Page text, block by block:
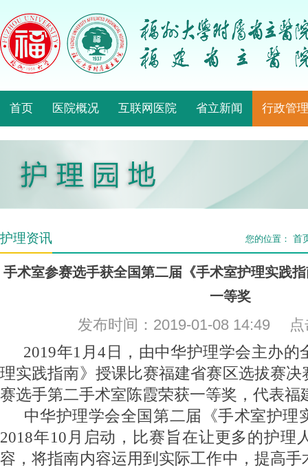
首页 医院概况 互联网医院 省立新闻 行政管理
护理资讯 您的位置： 首
手术室参赛选手获全国第二届《手术室护理实践
一等奖
发布时间：2019-01-08 14:49 点
2019年1月4日，由中华护理学会主办的
理实践指南》授课比赛福建省赛区选拔赛
赛选手第二手术室陈霞荣获一等奖，代表福
中华护理学会全国第二届《手术室护理
2018年10月启动，比赛旨在让更多的护理
容，将指南内容运用到实际工作中，提高